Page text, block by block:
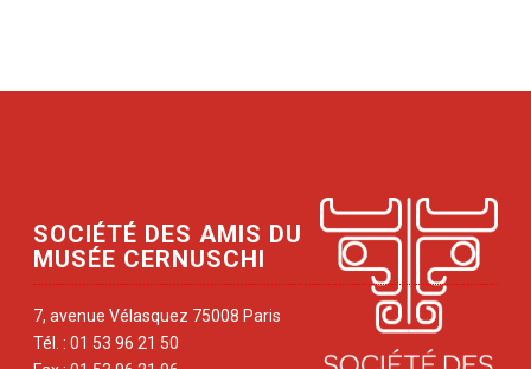
SOCIÉTÉ DES AMIS DU
MUSÉE CERNUSCHI
7, avenue Vélasquez 75008 Paris
Tél. : 01 53 96 21 50